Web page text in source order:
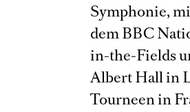
Symphonie,
dem BBC
in-the-Fields
Albert Hall in
Tourneen in